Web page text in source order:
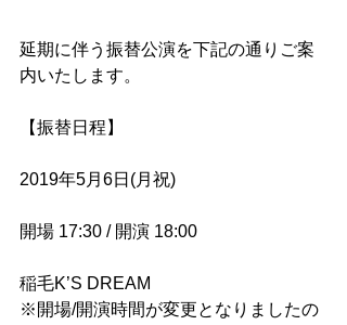
延期に伴う振替公演を下記の通りご案
内いたします。
【振替日程】
2019年5月6日(月祝)
開場 17:30 / 開演 18:00
稲毛K’S DREAM
※開場/開演時間が変更となりましたの